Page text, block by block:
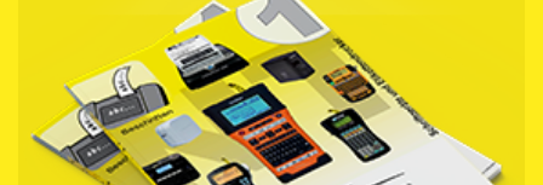
die von uns bezogenen Schriftbandkassetten durch
uns entsorgen zu lassen. Die leeren Kassetten
werden im Auftrag von Netztech von einem
Behindertenwerk zerlegt und die Rohstoffe der
Wiederverwertung zugeführt. Eine saubere und
umweltfreundliche Sache.